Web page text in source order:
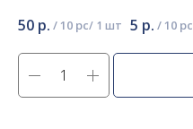
50 р. / 10 pc 5 р. / 10 pc